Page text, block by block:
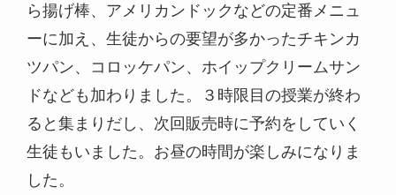
ら揚げ棒、アメリカンドックなどの定番メニュ
ーに加え、生徒からの要望が多かったチキンカ
ツパン、コロッケパン、ホイップクリームサン
ドなども加わりました。３時限目の授業が終わ
ると集まりだし、次回販売時に予約をしていく
生徒もいました。お昼の時間が楽しみになりま
した。